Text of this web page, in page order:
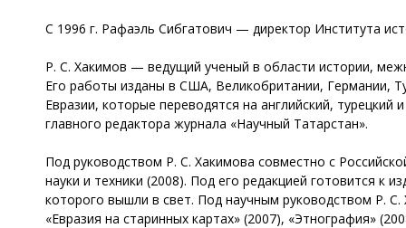
С 1996 г. Рафаэль Сибгатович — директор Института
Р. С. Хакимов — ведущий ученый в области истории,
Его работы изданы в США, Великобритании, Германии,
Евразии, которые переводятся на английский,
главного редактора журнала «Научный Татарстан».
Под руководством Р. С. Хакимова совместно с
науки и техники (2008). Под его редакцией готовится
которого вышли в свет. Под научным руководством Р. С.
«Евразия на старинных картах» (2007), «Этнография»